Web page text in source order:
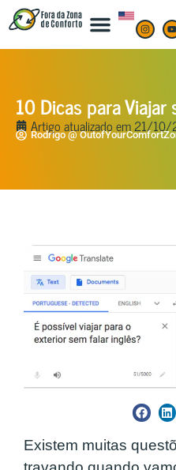
10 Dicas para Viajar
Artigo atualizado em21/10/
Rodrigo @
Existem muitas